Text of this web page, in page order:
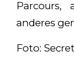
anderes
Foto: